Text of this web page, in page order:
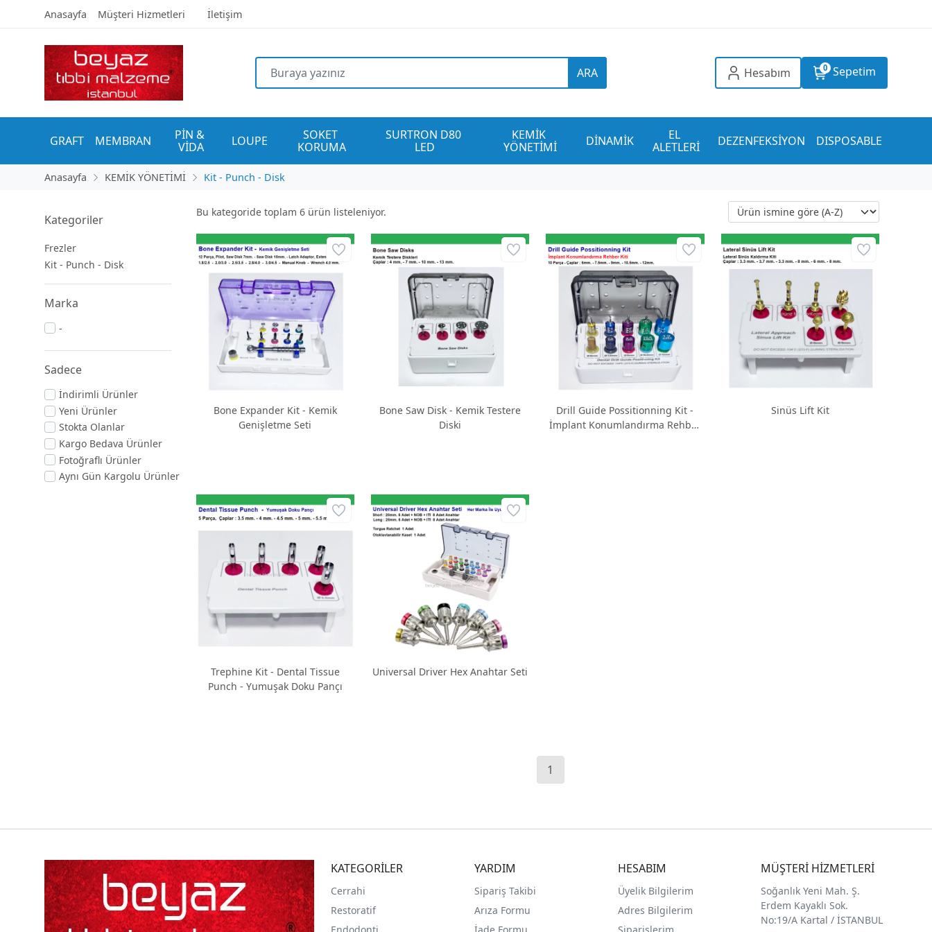
Anasayfa Müşteri Hizmetleri İletişim
ARA Hesabım 0 Sepetim
GRAFT MEMBRAN
PİN &
VİDA
LOUPE
SOKET
KORUMA
SURTRON D80
LED
KEMİK
YÖNETİMİ
DİNAMİK
EL
ALETLERİ
DEZENFEKSİYON DISPOSABLE
Anasayfa KEMİK YÖNETİMİ Kit - Punch - Disk
Kategoriler
Frezler
Kit - Punch - Disk
Marka
-
Sadece
İndirimli Ürünler
Yeni Ürünler
Stokta Olanlar
Kargo Bedava Ürünler
Fotoğraflı Ürünler
Aynı Gün Kargolu Ürünler
Bu kategoride toplam 6ürün listeleniyor.
Bone Expander Kit - Kemik
Genişletme Seti
Bone Saw Disk - Kemik Testere
Diski
Drill Guide Possitionning Kit -
İmplant Konumlandırma Rehber
Sinüs Lift Kit
Trephine Kit - Dental Tissue
Punch - Yumuşak Doku Pançı
Universal Driver Hex Anahtar Seti
1
KATEGORİLER
Cerrahi
Restoratif
Endodonti
YARDIM
Sipariş Takibi
Arıza Formu
İade Formu
HESABIM
Üyelik Bilgilerim
Adres Bilgilerim
Siparişlerim
MÜŞTERİ HİZMETLERİ
Soğanlık Yeni Mah. Ş.
Erdem Kayaklı Sok.
No:19/A Kartal / İSTANBUL